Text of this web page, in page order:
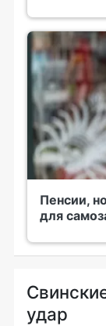
Пенсии,
для
удар